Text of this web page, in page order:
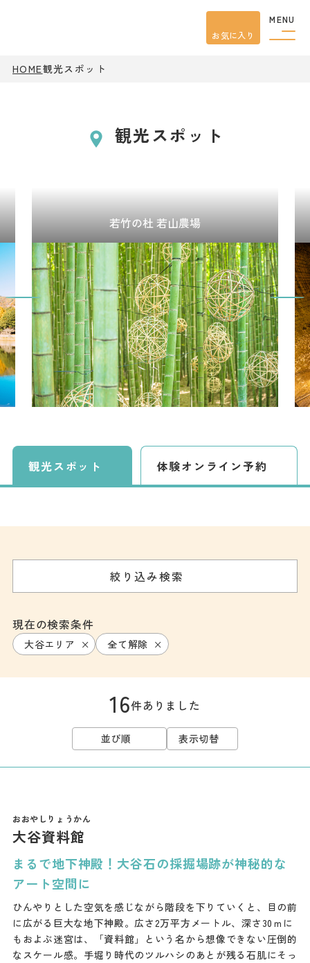
MENU
お気に入り
HOME観光スポット
観光スポット
若竹の杜 若山農場
観光スポット 体験オンライン予約
絞り込み検索
現在の検索条件
大谷エリア 全て解除
16件ありました
並び順 表示切替
大谷資料館
まるで地下神殿！大谷石の採掘場跡が神秘的な
アート空間に
ひんやりとした空気を感じながら階段を下りていくと、目の前
に広がる巨大な地下神殿。広さ2万平方メートル、深さ30ｍに
もおよぶ迷宮は、「資料館」という名から想像できない圧倒的
なスケール感。手堀り時代のツルハシのあとが残る石肌にそっ